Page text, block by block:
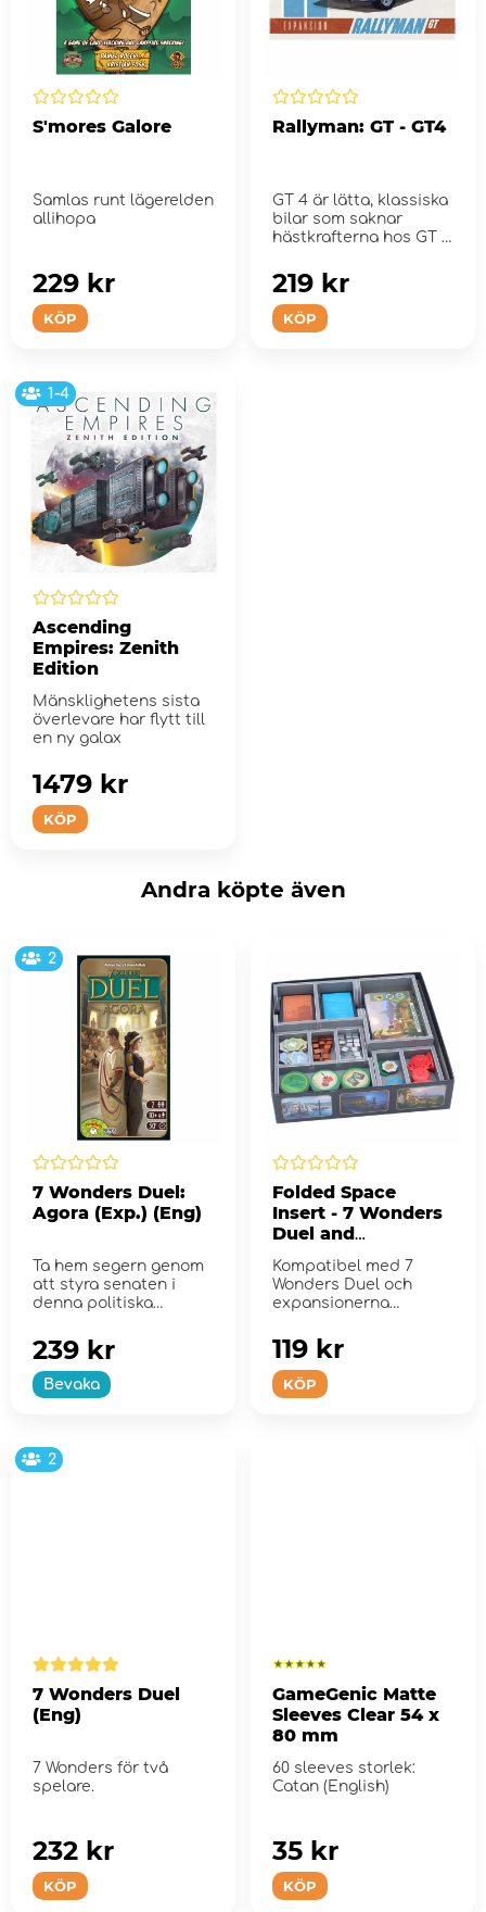
S'mores Galore
Samlas runt lägerelden
allihopa
KÖP
229 kr
Rallyman: GT - GT4
GT 4 är lätta, klassiska
bilar som saknar
hästkrafterna hos GT 5
KÖP
219 kr
1-4
Ascending
Empires: Zenith
Edition
Mänsklighetens sista
överlevare har flytt till
en ny galax
KÖP
1479 kr
Andra köpte även
2
7 Wonders Duel:
Agora (Exp.) (Eng)
Ta hem segern genom
att styra senaten i
denna politiska
Wonders Duel!
Bevaka
239 kr
Folded Space
Insert - 7 Wonders
Duel and
Expansions
Kompatibel med 7
Wonders Duel och
expansionerna
KÖP
119 kr
2
7 Wonders Duel
(Eng)
7 Wonders för två
spelare.
KÖP
232 kr
GameGenic Matte
Sleeves Clear 54 x
80 mm
60 sleeves storlek:
Catan (English)
KÖP
35 kr